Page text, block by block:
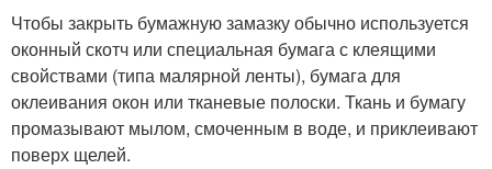
Чтобы закрыть бумажную замазку обычно используется
оконный скотч или специальная бумага с клеящими
свойствами (типа малярной ленты), бумага для
оклеивания окон или тканевые полоски. Ткань и бумагу
промазывают мылом, смоченным в воде, и приклеивают
поверх щелей.